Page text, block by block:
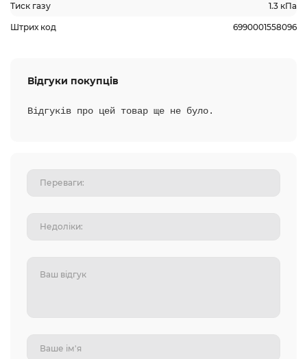
Тиск газу 1.3 кПа
Штрих код 6990001558096
Відгуки покупців
Відгуків про цей товар ще не було.